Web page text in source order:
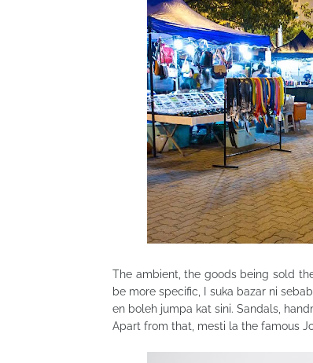
The ambient, the goods being sold
be more specific, I suka bazar ni
en boleh jumpa kat sini. Sandals,
Apart from that, mesti la the famous